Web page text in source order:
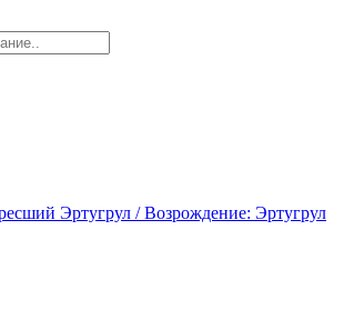
Эртугрул / Возрождение: Эртугрул